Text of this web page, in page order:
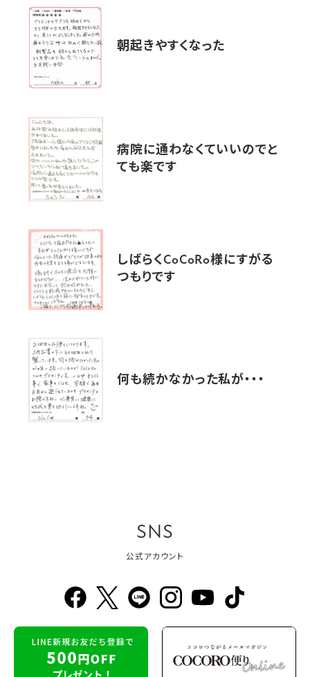
朝起きやすくなった
病院に通わなくていいのでと
ても楽です
しばらくCoCoRo様にすがる
つもりです
何も続かなかった私が・・・
SNS
公式アカウント